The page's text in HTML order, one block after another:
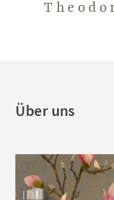
Über uns